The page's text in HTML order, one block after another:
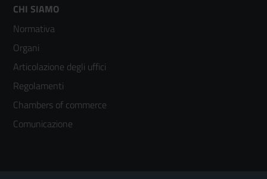
Footer
menù
colonna
3
CHI SIAMO
Normativa
Organi
Articolazione degli uffici
Regolamenti
Chambers of commerce
Comunicazione